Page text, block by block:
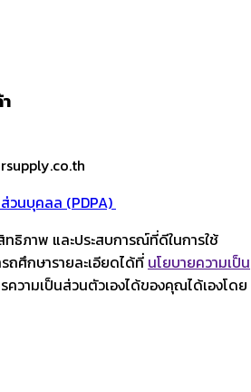
วนบุคลล (PDPA)
ธิภาพ และประสบการณ์ที่ดีในการใช้
ศึกษารายละเอียดได้ที่ นโยบายความเป็น
ความเป็นส่วนตัวเองได้ของคุณได้เองโดย